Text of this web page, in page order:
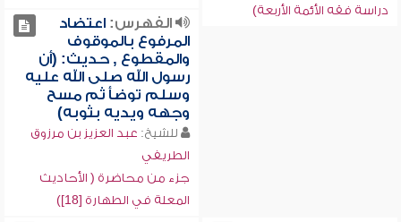
دراسة فقه الأئمة الأربعة)
الفهرس:اعتضاد
المرفوع بالموقوف
والمقطوع , حديث: (أن
رسول الله صلى الله عليه
وسلم توضأ ثم مسح
وجهه ويديه بثوبه)
للشيخ: عبد العزيز بن مرزوق
الطريفي
جزء من محاضرة ( الأحاديث
المعلة في الطهارة [18])